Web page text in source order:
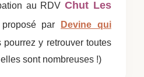
au RDVChut Les
proposé par
Devine qui
pourrez y retrouver toutes
sont nombreuses !)